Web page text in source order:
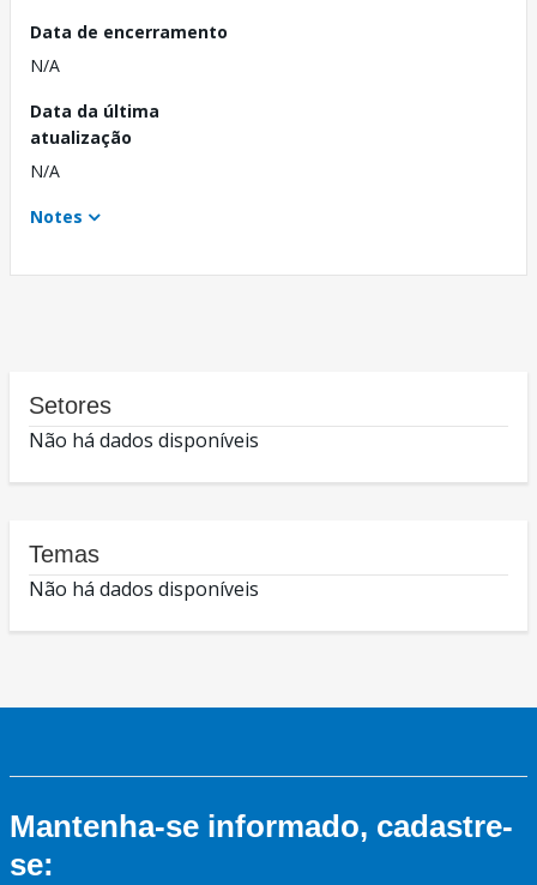
Data de encerramento
N/A
Data da última
atualização
N/A
Notes
Setores
Não há dados disponíveis
Temas
Não há dados disponíveis
Mantenha-se informado, cadastre-
se: